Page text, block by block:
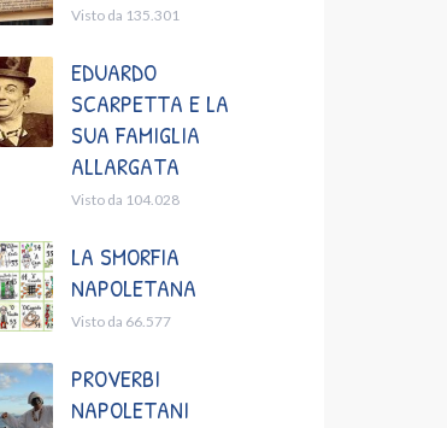
Visto da 135.301
EDUARDO
SCARPETTA E LA
SUA FAMIGLIA
ALLARGATA
Visto da 104.028
LA SMORFIA
NAPOLETANA
Visto da 66.577
PROVERBI
NAPOLETANI